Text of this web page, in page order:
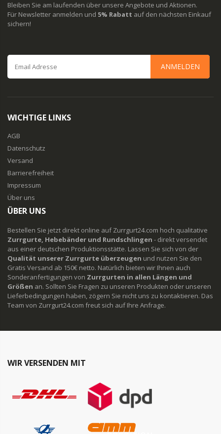
Bleiben Sie am laufenden über unsere Angebote und Aktionen.
Für Newsletter anmelden und 5% Rabatt auf den nächsten Einkauf
sichern!
ANMELDEN
WICHTIGE LINKS
AGB
Datenschutz
Versand
Barrierefreiheit
Impressum
Über uns
ÜBER UNS
Bestellen Sie jetzt direkt online auf Zurrgurt24.com hoch qualitative
Zurrgurte, Hebebänder und Rundschlingen - direkt versendet
aus einer deutschen Produktionsstätte. Lassen Sie sich von der
Qualität unserer Zurrgurte überzeugen und nutzen Sie den
Gratis Versand ab 150€ netto. Natürlich bieten wir Ihnen auch
Sonderanfertigungen von Zurrgurten in allen Längen und
Größen an. Sollten Sie Fragen zu unseren Produkten oder unseren
Lieferbedingungen haben, zögern Sie nicht uns zu kontaktieren. Das
Team von Zurrgurt24.com freut sich auf Ihre Anfrage.
WIR VERSENDEN MIT